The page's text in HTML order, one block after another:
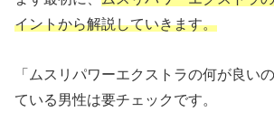
イントから解説していきます。
「ムスリパワーエクストラの何が良い
ている男性は要チェックです。